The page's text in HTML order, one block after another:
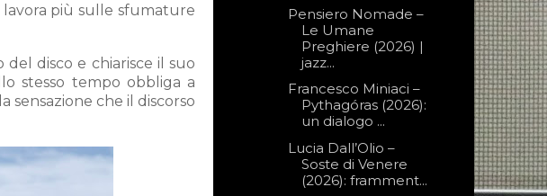
più sulle sfumature
disco e chiarisce il suo
stesso tempo obbliga a
sensazione che il discorso
Pensiero Nomade –
Le Umane
Preghiere (2026) |
jazz...
Francesco Miniaci –
Pythagóras (2026):
un dialogo ...
Lucia Dall’Olio –
Soste di Venere
(2026): framment...